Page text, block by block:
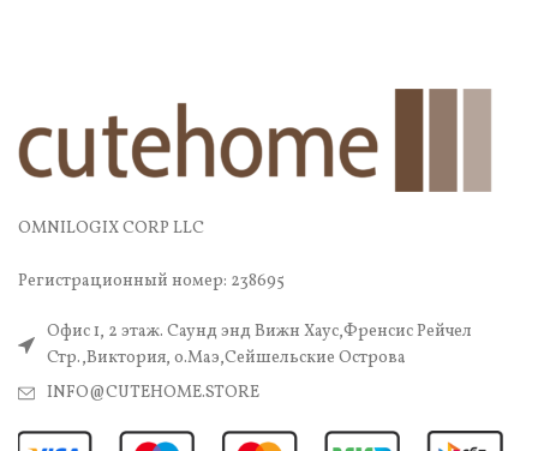
OMNILOGIX CORP LLC
Регистрационный номер: 238695
Офис 1, 2 этаж. Саунд энд Вижн Хаус,Френсис Рейчел
Стр.,Виктория, о.Маэ,Сейшельские Острова
INFO@CUTEHOME.STORE